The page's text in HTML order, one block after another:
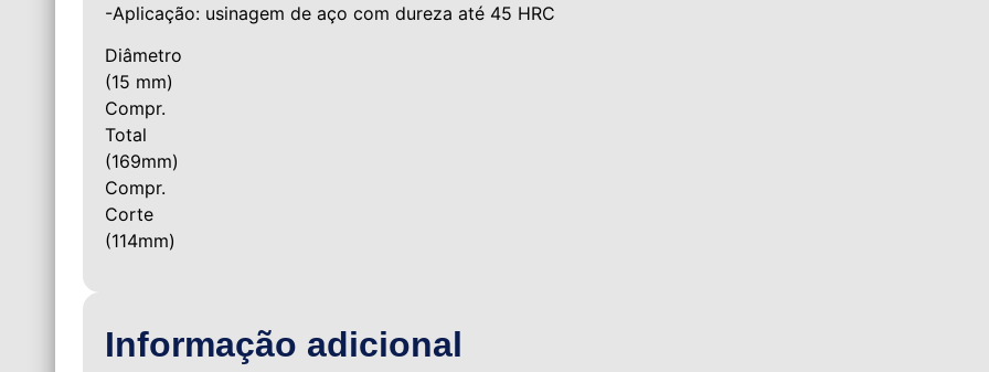
-Aplicação: usinagem de aço com dureza até 45 HRC
Diâmetro
(15 mm)
Compr.
Total
(169mm)
Compr.
Corte
(114mm)
Informação adicional